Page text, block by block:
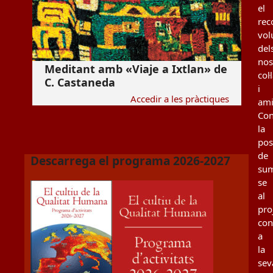
Meditant amb «Viaje a Ixtlan» de
C. Castaneda
Accedir a les pràctiques
Descarrega el programa 2026-2027
el
i
la
de
se
al
a
la